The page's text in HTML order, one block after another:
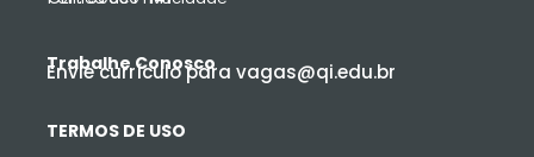
Trabalhe Conosco
Envie currículo para vagas@qi.edu.br
TERMOS DE USO